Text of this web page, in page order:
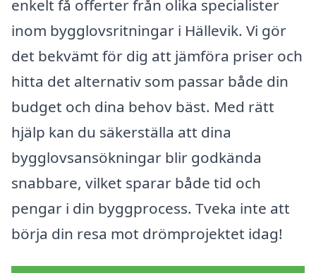
enkelt få offerter från olika specialister
inom bygglovsritningar i Hällevik. Vi gör
det bekvämt för dig att jämföra priser och
hitta det alternativ som passar både din
budget och dina behov bäst. Med rätt
hjälp kan du säkerställa att dina
bygglovsansökningar blir godkända
snabbare, vilket sparar både tid och
pengar i din byggprocess. Tveka inte att
börja din resa mot drömprojektet idag!